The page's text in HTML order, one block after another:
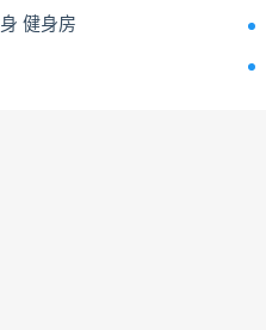
健身房